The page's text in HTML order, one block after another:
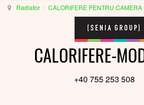
Radiator CALORIFERE PENTRU CAMERA
CALORIFERE-
+40 755 253 508